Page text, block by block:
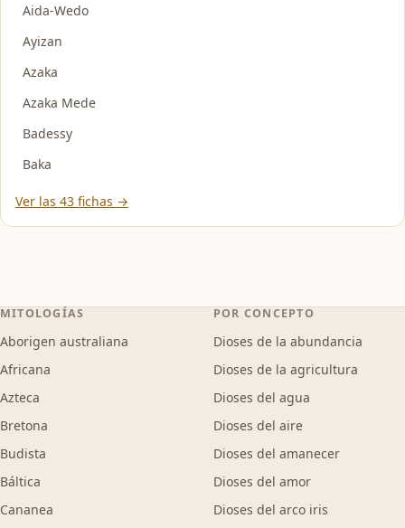
Aida-Wedo
Ayizan
Azaka
Azaka Mede
Badessy
Baka
Ver las 43 fichas →
MITOLOGÍAS
Aborigen australiana
Africana
Azteca
Bretona
Budista
Báltica
Cananea
POR CONCEPTO
Dioses de la abundancia
Dioses de la agricultura
Dioses del agua
Dioses del aire
Dioses del amanecer
Dioses del amor
Dioses del arco iris